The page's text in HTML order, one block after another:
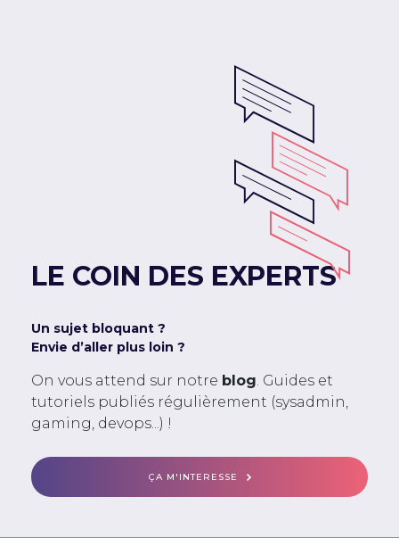
LE COIN DES EXPERTS
Un sujet bloquant ?
Envie d’aller plus loin ?
On vous attend sur notre blog. Guides et
tutoriels publiés régulièrement (sysadmin,
gaming, devops...) !
ÇA M'INTERESSE